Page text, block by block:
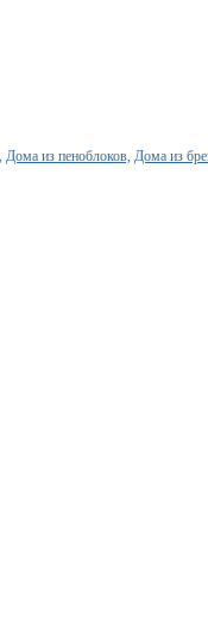
Дома из пеноблоков, Дома из